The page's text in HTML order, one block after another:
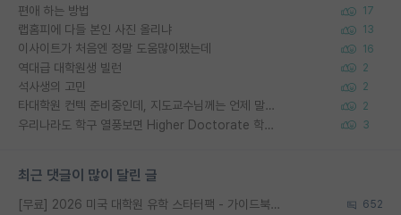
편애 하는 방법 17
랩홈피에 다들 본인 사진 올리냐 13
이사이트가 처음엔 정말 도움많이됐는데 16
역대급 대학원생 빌런 2
석사생의 고민 2
타대학원 컨텍 준비중인데, 지도교수님께는 언제 말씀드려야 할까요? 2
우리나라도 학구 열풍보면 Higher Doctorate 학위가 필요하다고 봅니다. 3
최근 댓글이 많이 달린 글
[무료] 2026 미국 대학원 유학 스타터팩 - 가이드북 & 합격자 컨택메일 템플릿 652